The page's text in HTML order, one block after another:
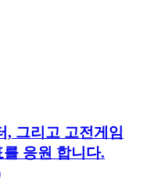
, 그리고 고전게임
응원 합니다.